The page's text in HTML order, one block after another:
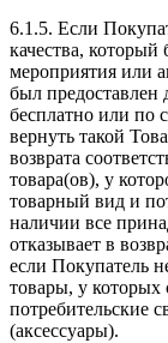
6.1.5. Если
качества,
мероприятия или
был предоставлен
бесплатно или по
вернуть такой
возврата
товара(ов), у
товарный вид и
наличии все
отказывает в
если Покупатель
товары, у
потребительские
(аксессуары).